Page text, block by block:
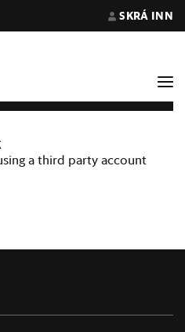
SKRÁ INN
a third party account